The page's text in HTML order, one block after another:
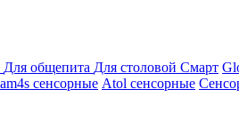
Для общепита Для столовой Смарт
сенсорные Atol сенсорные